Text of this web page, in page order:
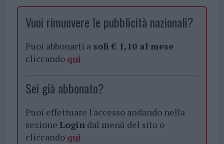
Vuoi rimuovere le pubblicità nazionali?
Puoi abbonarti a soli € 1,10 al mese
cliccando qui
Sei già abbonato?
Puoi effettuare l'accesso andando nella
sezione Logindal menù del sito o
cliccando qui